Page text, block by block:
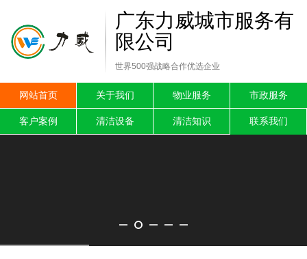
广东力威城市服务有
限公司
世界500强战略合作优选企业
网站首页 关于我们 物业服务 市政服务
客户案例 清洁设备 清洁知识 联系我们